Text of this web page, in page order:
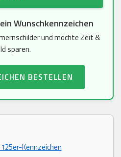
Wunschkennzeichen
und möchte Zeit &
sparen.
BESTELLEN
Kennzeichen